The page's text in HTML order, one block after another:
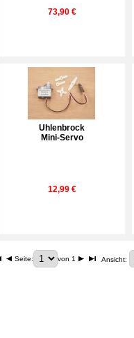
73,90 €
Uhlenbrock
Mini-Servo
12,99 €
Seite: von 1 Ansicht: